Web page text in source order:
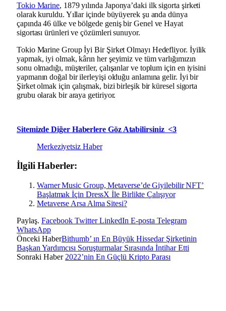
Tokio Marine, 1879 yılında Japonya’daki ilk sigorta şirketi
olarak kuruldu. Yıllar içinde büyüyerek şu anda dünya
çapında 46 ülke ve bölgede geniş bir Genel ve Hayat
sigortası ürünleri ve çözümleri sunuyor.
Tokio Marine Group İyi Bir Şirket Olmayı Hedefliyor. İyilik
yapmak, iyi olmak, kârın her şeyimiz ve tüm varlığımızın
sonu olmadığı, müşteriler, çalışanlar ve toplum için en iyisini
yapmanın doğal bir ilerleyişi olduğu anlamına gelir. İyi bir
Şirket olmak için çalışmak, bizi birleşik bir küresel sigorta
grubu olarak bir araya getiriyor.
Sitemizde Diğer Haberlere Göz Atabilirsiniz <3
Merkeziyetsiz Haber
İlgili Haberler:
Warner Music Group, Metaverse’de Giyilebilir NFT’
Başlatmak İçin DressX İle Birlikte Çalışıyor
Metaverse Arsa Alma Sitesi?
Paylaş. Facebook Twitter LinkedIn E-posta Telegram
WhatsApp
Önceki HaberBithumb’ ın En Büyük Hissedar Şirketinin
Başkan Yardımcısı Soruşturmalar Sırasında İntihar Etti
Sonraki Haber 2022’nin En Güçlü Kripto Parası